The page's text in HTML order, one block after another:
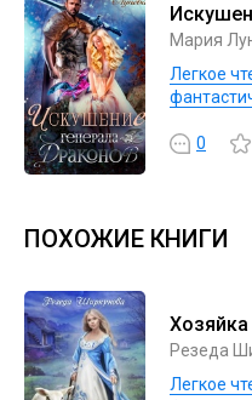
Мария
Легкое
0
ПОХОЖИЕ КНИГИ
Резеда
Легкое